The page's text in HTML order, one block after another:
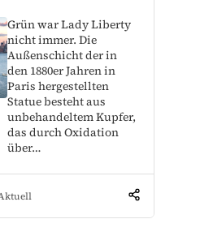
Grün war Lady Liberty
nicht immer. Die
Außenschicht der in
den 1880er Jahren in
Paris hergestellten
Statue besteht aus
unbehandeltem Kupfer,
das durch Oxidation
über…